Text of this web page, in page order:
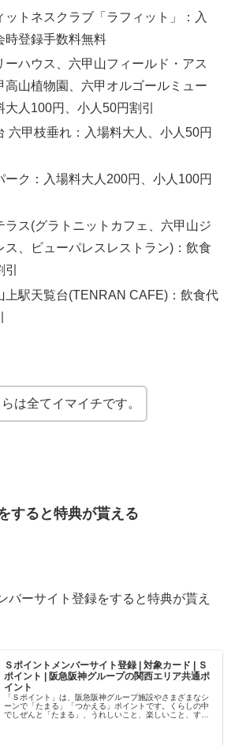
ットネスクラブ「ラフィット」：入
時登録手数料無料
ーハウス、六甲山フィールド・アス
高山植物園、六甲オルゴールミュー
大人100円、小人50円割引
六甲枝垂れ：入場料大人、小人50円
ーク：入場料大人200円、小人100円
ラス(グラトニットカフェ、六甲山ジ
ス、ビューパレスレストラン)：飲食
上駅天覧台(TENRAN CAFE)：飲食代
は全てイマイチです。
すると特典が貰える
バーサイト登録をすると特典が貰え
Ｓポイントメンバーサイト登録 | 対象カード | Ｓ
ポイント | 阪急阪神グループの関西エリア共通ポ
イント
「Ｓポイント」は、阪急阪神グループ施設やさまざまなシ
ーンで「たまる」「つかえる」ポイントです。くらしの中
でしぜんと「たまる」、うれしいこと、楽しいこと、すて